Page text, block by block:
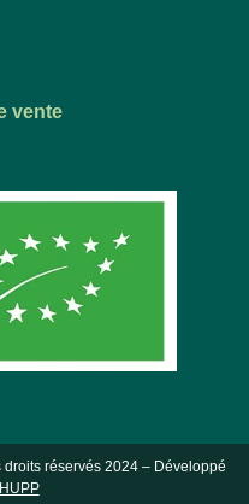
vente
droits réservés 2024 – Développé
HUPP